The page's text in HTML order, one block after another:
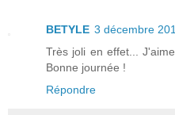
BETYLE 3 décembre
Très joli en effet...
Bonne journée !
Répondre